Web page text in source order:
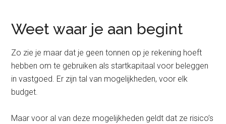
Weet waar je aan begint
Zo zie je maar dat je geen tonnen op je rekening hoeft
hebben om te gebruiken als startkapitaal voor beleggen
in vastgoed. Er zijn tal van mogelijkheden, voor elk
budget.
Maar voor al van deze mogelijkheden geldt dat ze risico’s